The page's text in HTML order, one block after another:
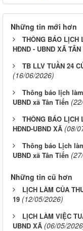
Những tin mới hơn
THÔNG BÁO LỊCH
HĐND - UBND XÃ
TB LLV TUẦN 24
(16/06/2026)
Thông báo lịch
UBND xã Tân Tiến
THÔNG BÁO LỊCH
HĐND-UBND XÃ (08/
Thông báo Lịch
UBND xã Tân Tiến
Những tin cũ hơn
LỊCH LÀM CỦA
19 (12/05/2026)
LỊCH LÀM VIỆC
UBND XÃ (06/05/